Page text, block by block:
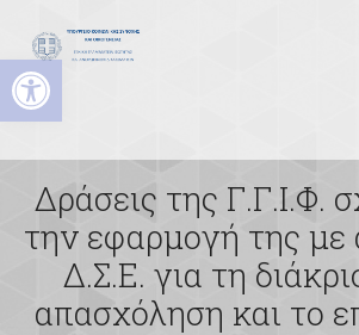
Ανοίξτε τη γραμμή εργαλείων
Δράσεις της Γ.Γ.Ι.Φ.
την εφαρμογή της με
Δ.Σ.Ε. για τη
απασχόληση και το